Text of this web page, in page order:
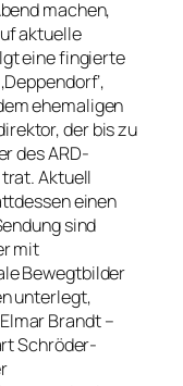
machen,
aktuelle
eine fingierte
ehemaligen
der bis zu
des ARD-
Aktuell
einen
sind
mit
Bewegtbilder
unterlegt,
Brandt –
Schröder-